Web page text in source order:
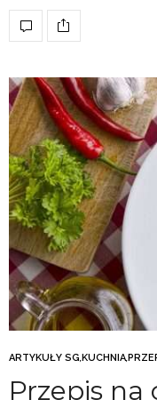
ARTYKUŁY SG,KUCHNIA,
Przepis na